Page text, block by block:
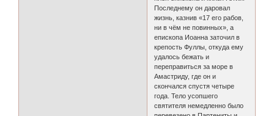
Последнему он даровал
жизнь, казнив «17 его рабов,
ни в чём не повинных», а
епископа Иоанна заточил в
крепость Фуллы, откуда ему
удалось бежать и
переправиться за море в
Амастриду, где он и
скончался спустя четыре
года. Тело усопшего
святителя немедленно было